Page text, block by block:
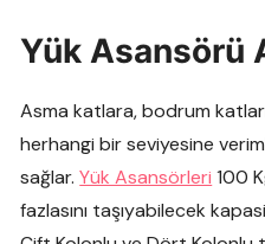
Yük Asansörü
Asma katlara, bodrum
herhangi bir seviyesine
sağlar.Yük Asansörleri 100
fazlasını taşıyabilecek